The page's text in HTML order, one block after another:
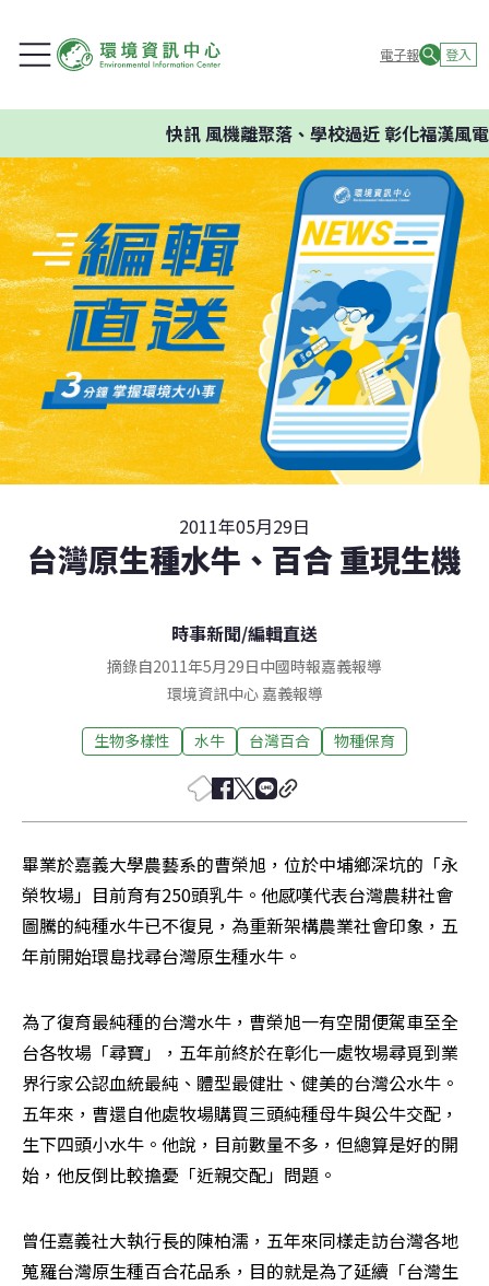
電子報 登入
快訊風機離聚落、學校過近 彰化福漢風電
2011年05月29日
台灣原生種水牛、百合 重現生機
時事新聞/編輯直送
摘錄自2011年5月29日中國時報嘉義報導
環境資訊中心 嘉義報導
生物多樣性 水牛 台灣百合 物種保育
畢業於嘉義大學農藝系的曹榮旭，位於中埔鄉深坑的「永
榮牧場」目前育有250頭乳牛。他感嘆代表台灣農耕社會
圖騰的純種水牛已不復見，為重新架構農業社會印象，五
年前開始環島找尋台灣原生種水牛。
為了復育最純種的台灣水牛，曹榮旭一有空閒便駕車至全
台各牧場「尋寶」，五年前終於在彰化一處牧場尋覓到業
界行家公認血統最純、體型最健壯、健美的台灣公水牛。
五年來，曹還自他處牧場購買三頭純種母牛與公牛交配，
生下四頭小水牛。他說，目前數量不多，但總算是好的開
始，他反倒比較擔憂「近親交配」問題。
曾任嘉義社大執行長的陳柏濡，五年來同樣走訪台灣各地
蒐羅台灣原生種百合花品系，目的就是為了延續「台灣生